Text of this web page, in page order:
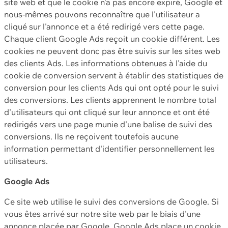
site web et que le cookie n'a pas encore expiré, Google et
nous-mêmes pouvons reconnaître que l'utilisateur a
cliqué sur l'annonce et a été redirigé vers cette page.
Chaque client Google Ads reçoit un cookie différent. Les
cookies ne peuvent donc pas être suivis sur les sites web
des clients Ads. Les informations obtenues à l'aide du
cookie de conversion servent à établir des statistiques de
conversion pour les clients Ads qui ont opté pour le suivi
des conversions. Les clients apprennent le nombre total
d'utilisateurs qui ont cliqué sur leur annonce et ont été
redirigés vers une page munie d'une balise de suivi des
conversions. Ils ne reçoivent toutefois aucune
information permettant d'identifier personnellement les
utilisateurs.
Google Ads
Ce site web utilise le suivi des conversions de Google. Si
vous êtes arrivé sur notre site web par le biais d'une